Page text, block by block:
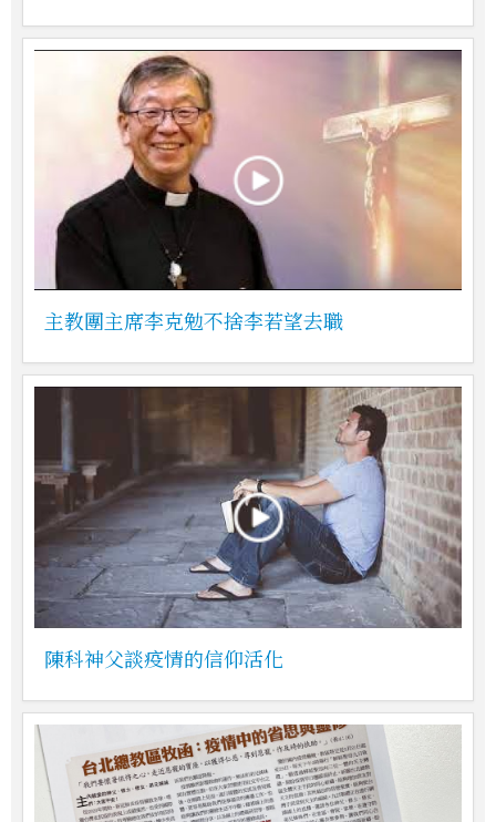
主教團主席李克勉不捨李若望去職
陳科神父談疫情的信仰活化